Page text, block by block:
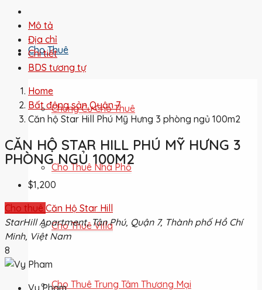
Cho Thuê
Chung Cư Cho Thuê
Cho Thuê Nhà Phố
Cho Thuê Villa
Cho Thuê Trung Tâm Thương Mại
Mô tả
Địa chỉ
Chi tiết
BDS tương tự
Home
Bất động sản Quận 7
Căn hộ Star Hill Phú Mỹ Hưng 3 phòng ngủ 100m2
CĂN HỘ STAR HILL PHÚ MỸ HƯNG 3
PHÒNG NGỦ 100M2
$1,200
Cho thuê Căn Hộ Star Hill
StarHill Apartment, Tân Phú, Quận 7, Thành phố Hồ Chí
Minh, Việt Nam
8
Vy Pham